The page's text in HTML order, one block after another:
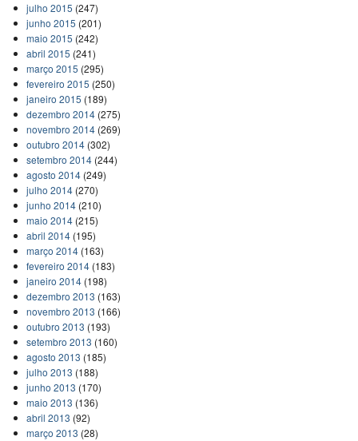
julho 2015 (247)
junho 2015 (201)
maio 2015 (242)
abril 2015 (241)
março 2015 (295)
fevereiro 2015 (250)
janeiro 2015 (189)
dezembro 2014(275)
novembro 2014(269)
outubro 2014(302)
setembro 2014(244)
agosto 2014(249)
julho 2014(270)
junho 2014(210)
maio 2014(215)
abril 2014(195)
março 2014(163)
fevereiro 2014(183)
janeiro 2014(198)
dezembro 2013 (163)
novembro 2013 (166)
outubro 2013 (193)
setembro 2013 (160)
agosto 2013 (185)
julho 2013 (188)
junho 2013 (170)
maio 2013 (136)
abril 2013 (92)
março 2013 (28)